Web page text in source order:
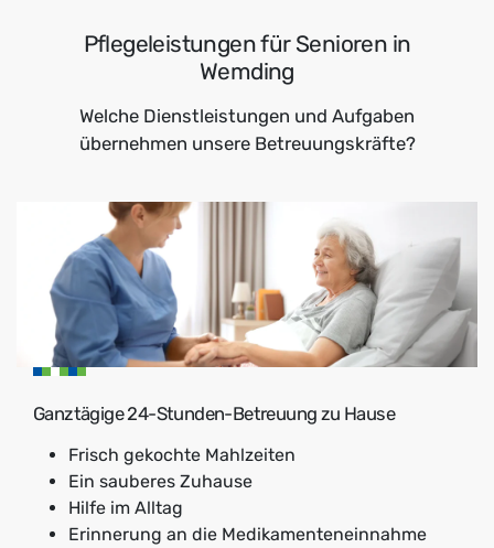
Pflegeleistungen für Senioren in
Wemding
Welche Dienstleistungen und Aufgaben
übernehmen unsere Betreuungskräfte?
Ganztägige 24-Stunden-Betreuung zu Hause
Frisch gekochte Mahlzeiten
Ein sauberes Zuhause
Hilfe im Alltag
Erinnerung an die Medikamenteneinnahme